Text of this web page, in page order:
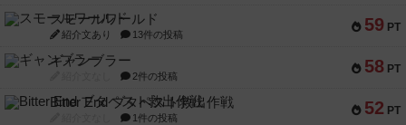
59 PT
スモールワールド
紹介文あり 13件の投稿
58 PT
ギャンブラー
2件の投稿
52 PT
Bitter End ブタペスト救出作戦
1件の投稿